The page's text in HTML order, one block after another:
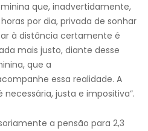
que, inadvertidamente,
por dia, privada de sonhar
à distância certamente é
mais justo, diante desse
que a
essa realidade. A
justa e impositiva”.
a pensão para 2,3